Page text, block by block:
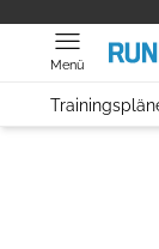
Menü